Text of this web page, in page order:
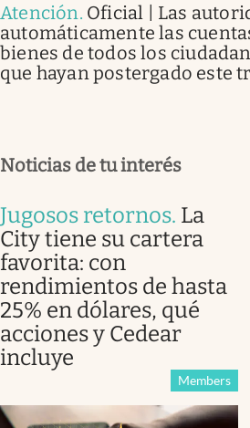
Atención. Oficial | Las
automáticamente las
bienes de todos los
que hayan postergado este
Noticias de tu interés
Jugosos retornos. La
City tiene su cartera
favorita: con
rendimientos de hasta
25% en dólares, qué
acciones y Cedear
incluye
Members